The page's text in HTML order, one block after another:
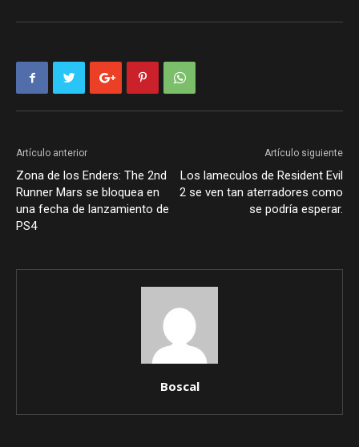
Artículo anterior
Zona de los Enders: The 2nd
Runner Mars se bloquea en
una fecha de lanzamiento de
PS4
Artículo siguiente
Los lameculos de Resident Evil
2 se ven tan aterradores como
se podría esperar.
Boscal